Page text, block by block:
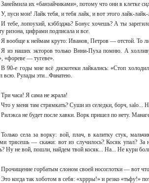
Занеймила их «банзайчиками», потому что они в клетке
У, пуси мои! Лайк тебя, и тебя лайк, и вот этого лайк-
И тебе, лопоухий, кэббэджь? Бонус хочешь? А ты
ризона, цифрами подписала и все.
Я вообще к неймам круто: Иванов, Петров — отстой. То
Я из наших экторов только Внни-Пуха помню. А
«фореве — тугеве».
В 90-е годы мне всё дискотеки лайкались: «Стоп
всю. Рулады эти...Фанатею.
Три часа! Я сама не жрала!
Что у меня там стрямкать? Суши из селедки, борч, salo...
Рилэкса не будет после хавки. Ворк пришел по нету.
Только села за ворку: вой, плач, в калитку стук,
трясешь — скажи: вот из случилось? Косяк упал?
Ну не вой, пошли, найдем твой косяк... На... Не кури
Прочищение горбатым слоном своей носоглотки — вот
Это когда так хоботом в себя: «хррры!» и резко «тьфу!»